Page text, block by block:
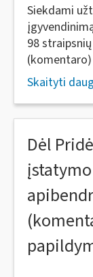
Siekdami
98
Skaityti
Dėl